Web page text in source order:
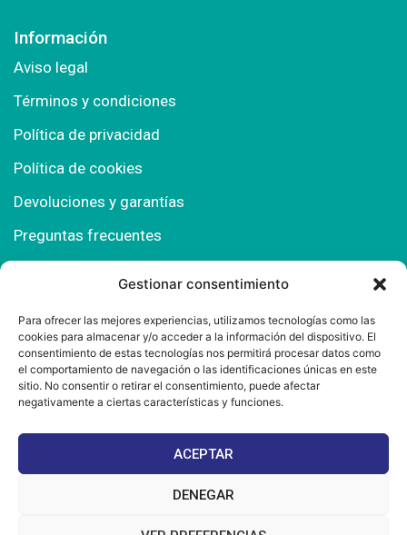
Gestionar consentimiento
Para ofrecer las mejores experiencias, utilizamos tecnologías como las
cookies para almacenar y/o acceder a la información del dispositivo. El
consentimiento de estas tecnologías nos permitirá procesar datos como
el comportamiento de navegación o las identificaciones únicas en este
sitio. No consentir o retirar el consentimiento, puede afectar
negativamente a ciertas características y funciones.
ACEPTAR
DENEGAR
Información
Aviso legal
Términos y condiciones
Política de privacidad
Política de cookies
Devoluciones y garantías
Preguntas frecuentes
Polígono Comercial Urbisur (Cita previa) 11130
Chiclana de la Fra. (Cádiz)
667 457 908
info@mantonesdelsur.com
mantonesdelsur@gmail.com